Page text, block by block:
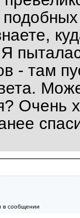
- там
Очень
в сообщении